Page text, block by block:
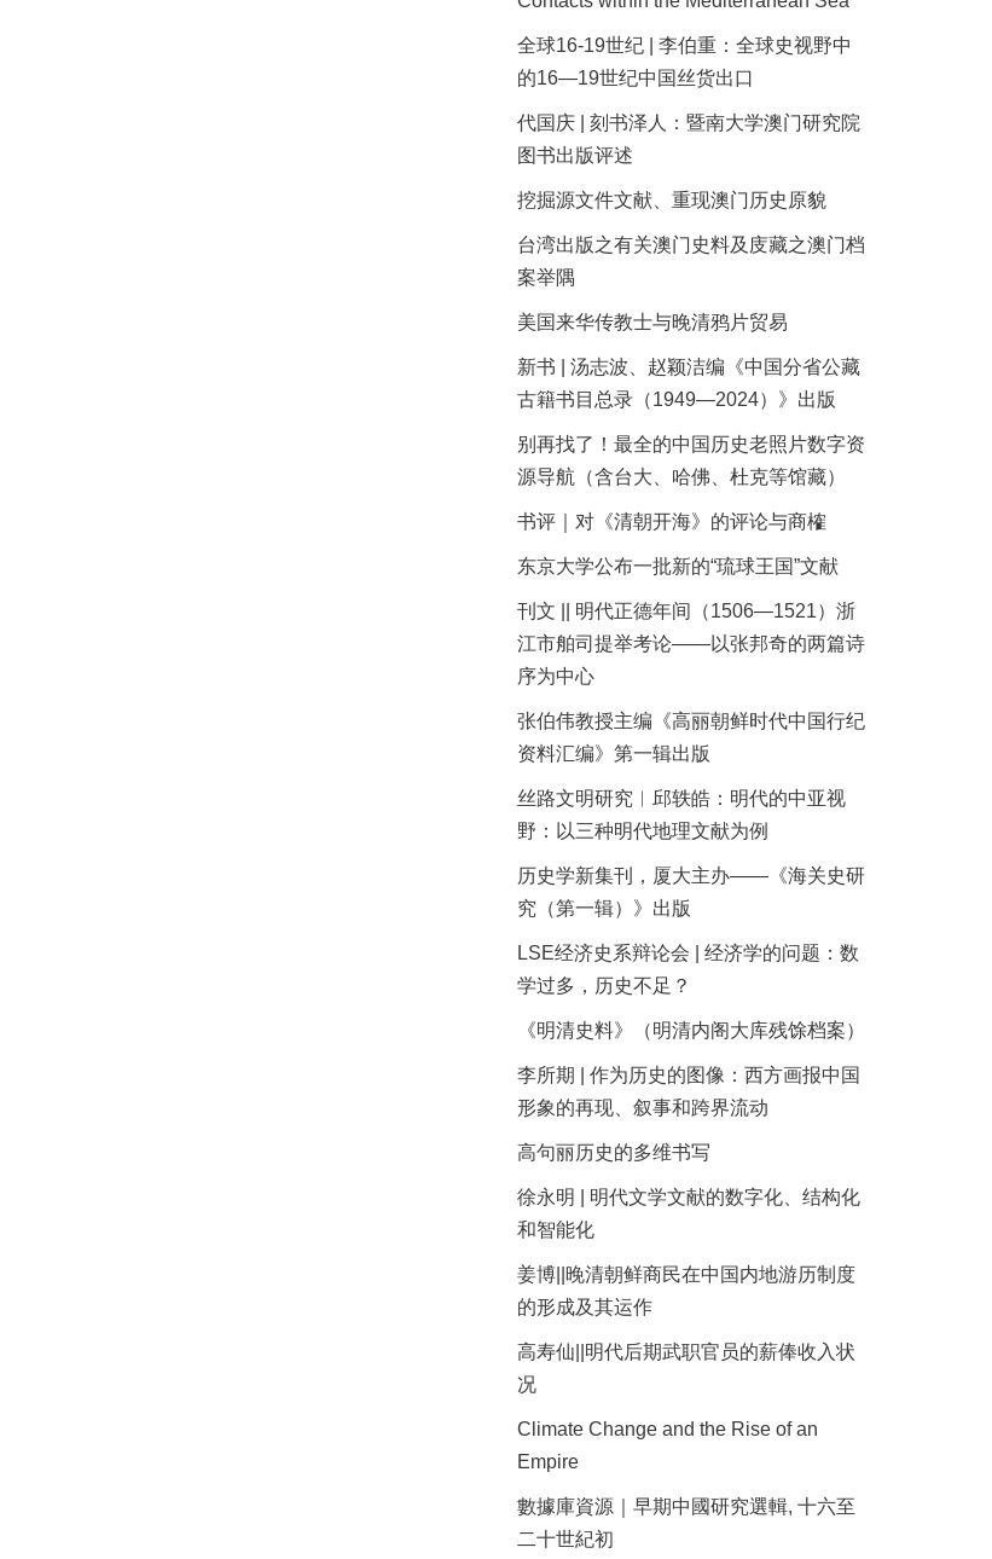
全球16-19世纪 | 李伯重：全球史视野中
的16—19世纪中国丝货出口
代国庆 | 刻书泽人：暨南大学澳门研究院
图书出版评述
挖掘源文件文献、重现澳门历史原貌
台湾出版之有关澳门史料及庋藏之澳门档
案举隅
美国来华传教士与晚清鸦片贸易
新书 | 汤志波、赵颖洁编《中国分省公藏
古籍书目总录（1949—2024）》出版
别再找了！最全的中国历史老照片数字资
源导航（含台大、哈佛、杜克等馆藏）
书评｜对《清朝开海》的评论与商榷
东京大学公布一批新的“琉球王国”文献
刊文 || 明代正德年间（1506—1521）浙
江市舶司提举考论——以张邦奇的两篇诗
序为中心
张伯伟教授主编《高丽朝鲜时代中国行纪
资料汇编》第一辑出版
丝路文明研究︱邱轶皓：明代的中亚视
野：以三种明代地理文献为例
历史学新集刊，厦大主办——《海关史研
究（第一辑）》出版
LSE经济史系辩论会 | 经济学的问题：数
学过多，历史不足？
《明清史料》（明清内阁大库残馀档案）
李所期 | 作为历史的图像：西方画报中国
形象的再现、叙事和跨界流动
高句丽历史的多维书写
徐永明 | 明代文学文献的数字化、结构化
和智能化
姜博||晚清朝鲜商民在中国内地游历制度
的形成及其运作
高寿仙||明代后期武职官员的薪俸收入状
况
Climate Change and the Rise of an
Empire
數據庫資源｜早期中國研究選輯, 十六至
二十世紀初